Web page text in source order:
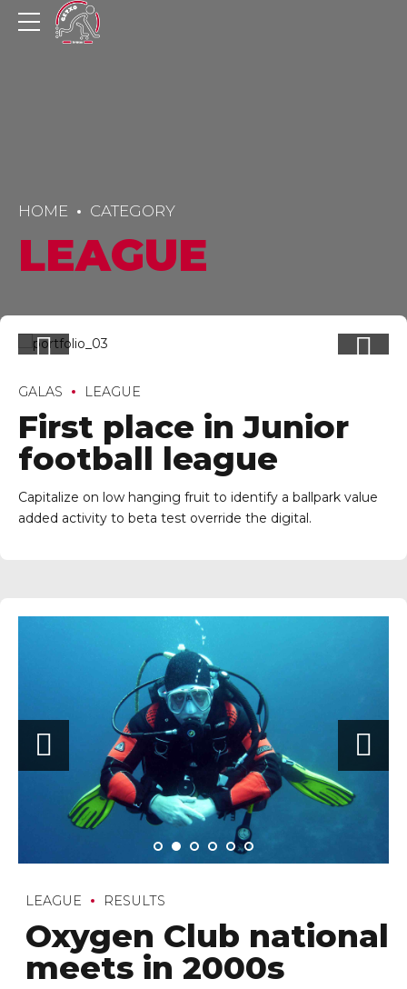
HOME CATEGORY
LEAGUE
GALAS LEAGUE
First place in Junior
football league
Capitalize on low hanging fruit to identify a ballpark value
added activity to beta test override the digital.
LEAGUE RESULTS
Oxygen Club national
meets in 2000s